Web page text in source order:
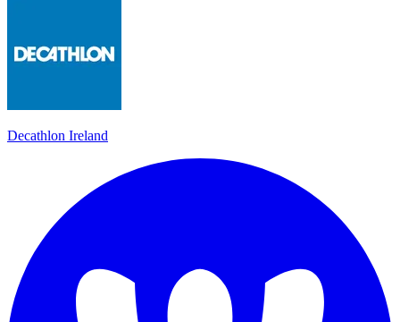
Decathlon Ireland